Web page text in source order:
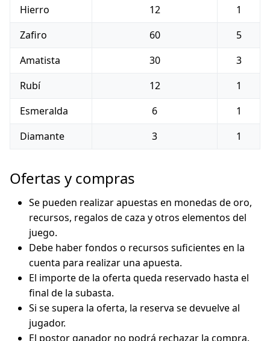
Hierro
12
1
Zafiro
60
5
Amatista
30
3
Rubí
12
1
Esmeralda
6
1
Diamante
3 1
Ofertas y compras
Se pueden realizar apuestas en monedas de oro,
recursos, regalos de caza y otros elementos del
juego.
Debe haber fondos o recursos suficientes en la
cuenta para realizar una apuesta.
El importe de la oferta queda reservado hasta el
final de la subasta.
Si se supera la oferta, la reserva se devuelve al
jugador.
El postor ganador no podrá rechazar la compra.